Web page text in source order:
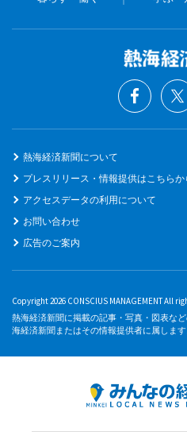
熱海経済新聞について
プレスリリース・情報提供はこちらか
アクセスデータの利用について
お問い合わせ
広告のご案内
Copyright 2026 CONSCIUS MANAGEMENT All
熱海経済新聞に掲載の記事・写真・図表な
海経済新聞またはその情報提供者に属します